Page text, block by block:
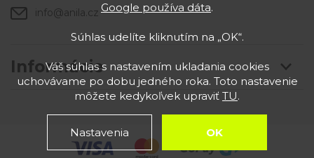
Informácie
info@anila.cz Google používa dáta.
Súhlas udelíte kliknutím na „OK“.
Váš súhlas s nastavením ukladania cookies
uchovávame po dobu jedného roka. Toto nastavenie
môžete kedykoľvek upraviť TU.
Nastavenia OK